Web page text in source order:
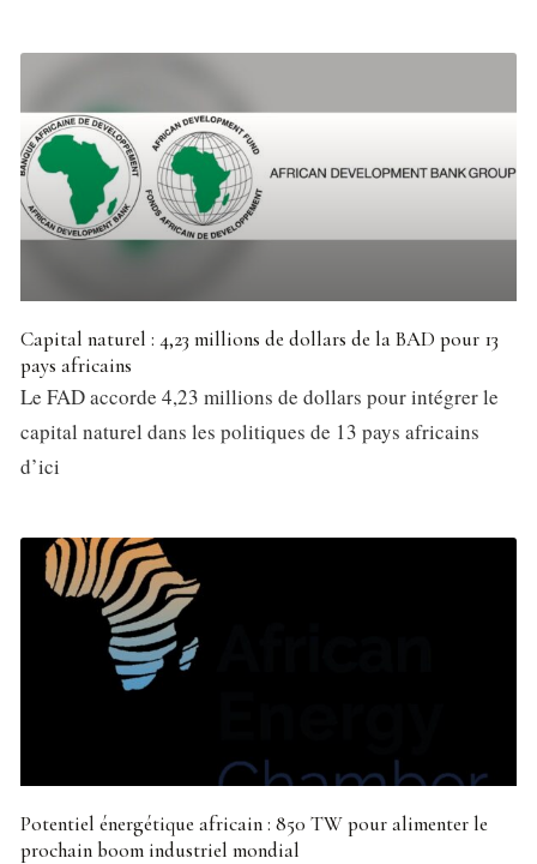
Capital naturel : 4,23 millions de dollars de la BAD pour 13
pays africains
Le FAD accorde 4,23 millions de dollars pour intégrer le
capital naturel dans les politiques de 13 pays africains
d’ici
Potentiel énergétique africain : 850 TW pour alimenter le
prochain boom industriel mondial